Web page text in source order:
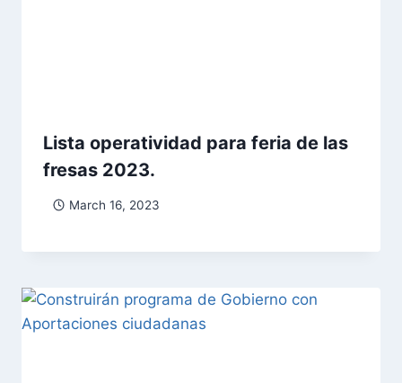
Lista operatividad para feria de las
fresas 2023.
March 16, 2023